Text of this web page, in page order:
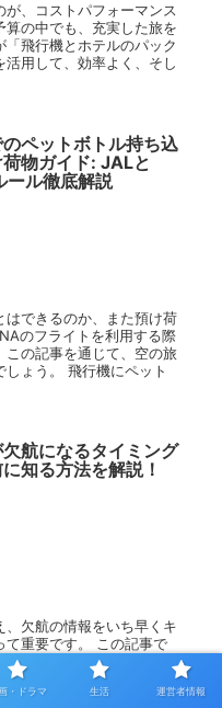
、コストパフォーマンス
算の中でも、充実した旅を
飛行機とホテルのパック
用して、効率よく、そし
ペットボトル持ち込
物ガイド: JALと
ール徹底解説
できるのか、また預け荷
のフライトを利用する際
の記事を通じて、空の旅
ょう。 飛行機にペット
航になるタイミング
知る方法を解説！
欠航の情報をいち早くキ
て重要です。 この記事で
の情報をどうやって事前
します。 また、欠...
・ドラマ 生活 運営者情報